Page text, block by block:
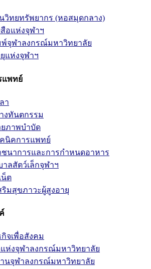
วิทยทรัพยากร (หอสมุดกลาง)
อแห่งจุฬาฯ
จุฬาลงกรณ์มหาวิทยาลัย
แห่งจุฬาฯ
แพทย์
า
งทันตกรรม
ภาพบำบัด
นิคการแพทย์
นาการและการกำหนดอาหาร
าลสัตว์เล็กจุฬาฯ
น็ต
ริมสุขภาวะผู้สูงอายุ
จเพื่อสังคม
ห่งจุฬาลงกรณ์มหาวิทยาลัย
นจุฬาลงกรณ์มหาวิทยาลัย